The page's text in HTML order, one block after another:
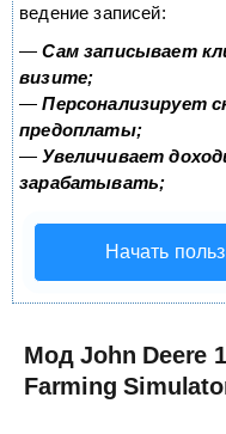
ведение записей:
—Сам записывает
визите;
—Персонализирует
предоплаты;
—Увеличивает
зарабатывать;
Начать
Мод John Deere
Farming